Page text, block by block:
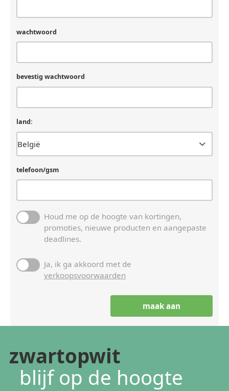
wachtwoord
bevestig wachtwoord
land:
telefoon/gsm
Houd me op de hoogte van kortingen,
promoties, nieuwe producten en aangepaste
deadlines.
Ja, ik ga akkoord met de
verkoopsvoorwaarden
zwartopwit
blijf op de hoogte